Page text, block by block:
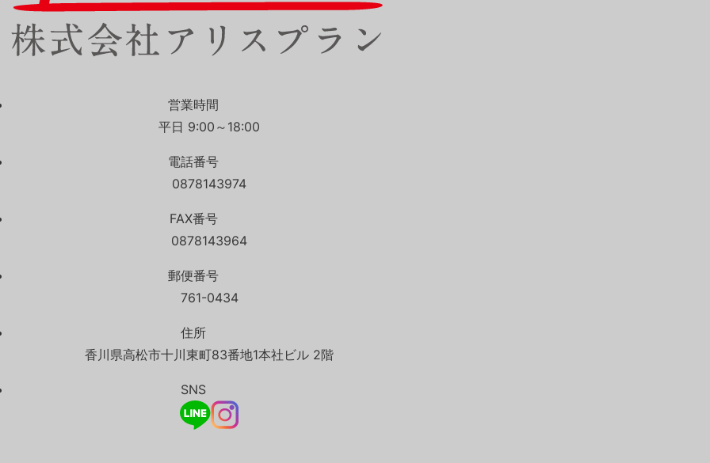
営業時間
平日 9:00～18:00
電話番号
0878143974
FAX番号
0878143964
郵便番号
761-0434
住所
香川県高松市十川東町83番地1本社ビル 2階
SNS